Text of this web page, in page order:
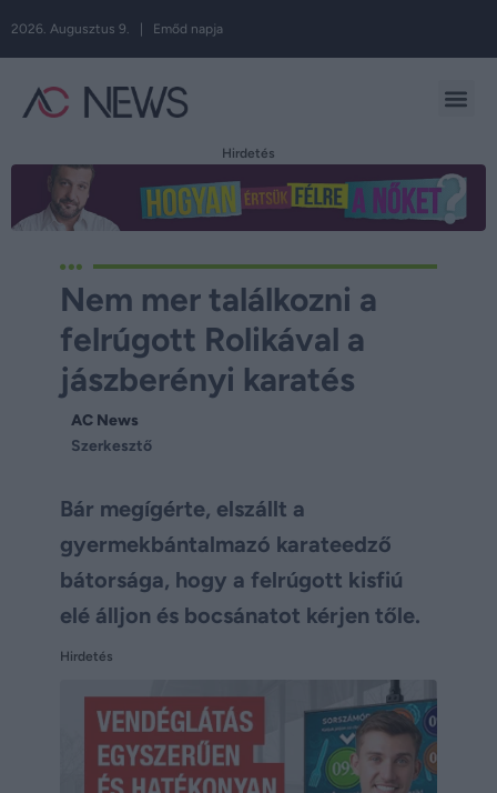
2026. Augusztus 9. | Emőd napja
Hirdetés
Nem mer találkozni a
felrúgott Rolikával a
jászberényi karatés
AC News
Szerkesztő
Bár megígérte, elszállt a
gyermekbántalmazó karateedző
bátorsága, hogy a felrúgott kisfiú
elé álljon és bocsánatot kérjen tőle.
Hirdetés